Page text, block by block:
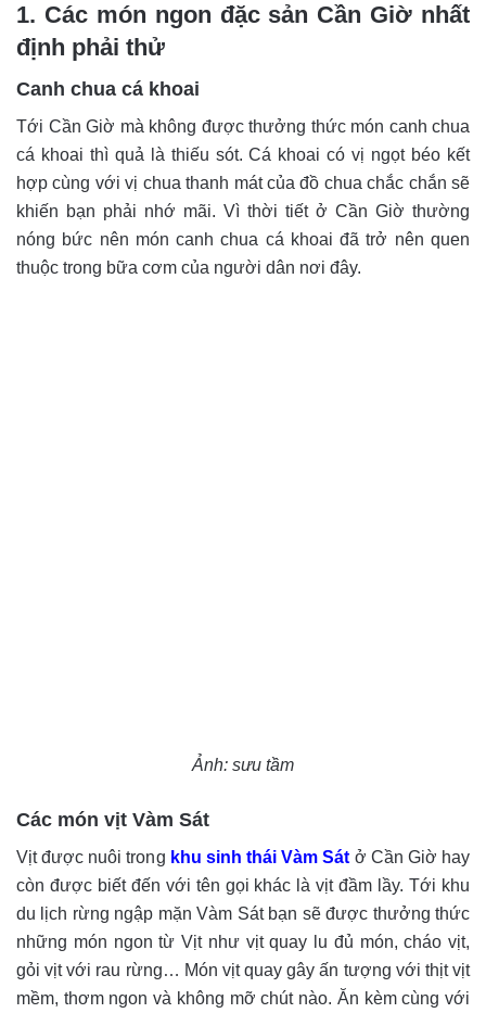
1. Các món ngon đặc sản Cần Giờ nhất
định phải thử
Canh chua cá khoai
Tới Cần Giờ mà không được thưởng thức món canh chua
cá khoai thì quả là thiếu sót. Cá khoai có vị ngọt béo kết
hợp cùng với vị chua thanh mát của đồ chua chắc chắn sẽ
khiến bạn phải nhớ mãi. Vì thời tiết ở Cần Giờ thường
nóng bức nên món canh chua cá khoai đã trở nên quen
thuộc trong bữa cơm của người dân nơi đây.
Ảnh: sưu tầm
Các món vịt Vàm Sát
Vịt được nuôi trong khu sinh thái Vàm Sátở Cần Giờ hay
còn được biết đến với tên gọi khác là vịt đầm lầy. Tới khu
du lịch rừng ngập mặn Vàm Sát bạn sẽ được thưởng thức
những món ngon từ Vịt như vịt quay lu đủ món, cháo vịt,
gỏi vịt với rau rừng… Món vịt quay gây ấn tượng với thịt vịt
mềm, thơm ngon và không mỡ chút nào. Ăn kèm cùng với